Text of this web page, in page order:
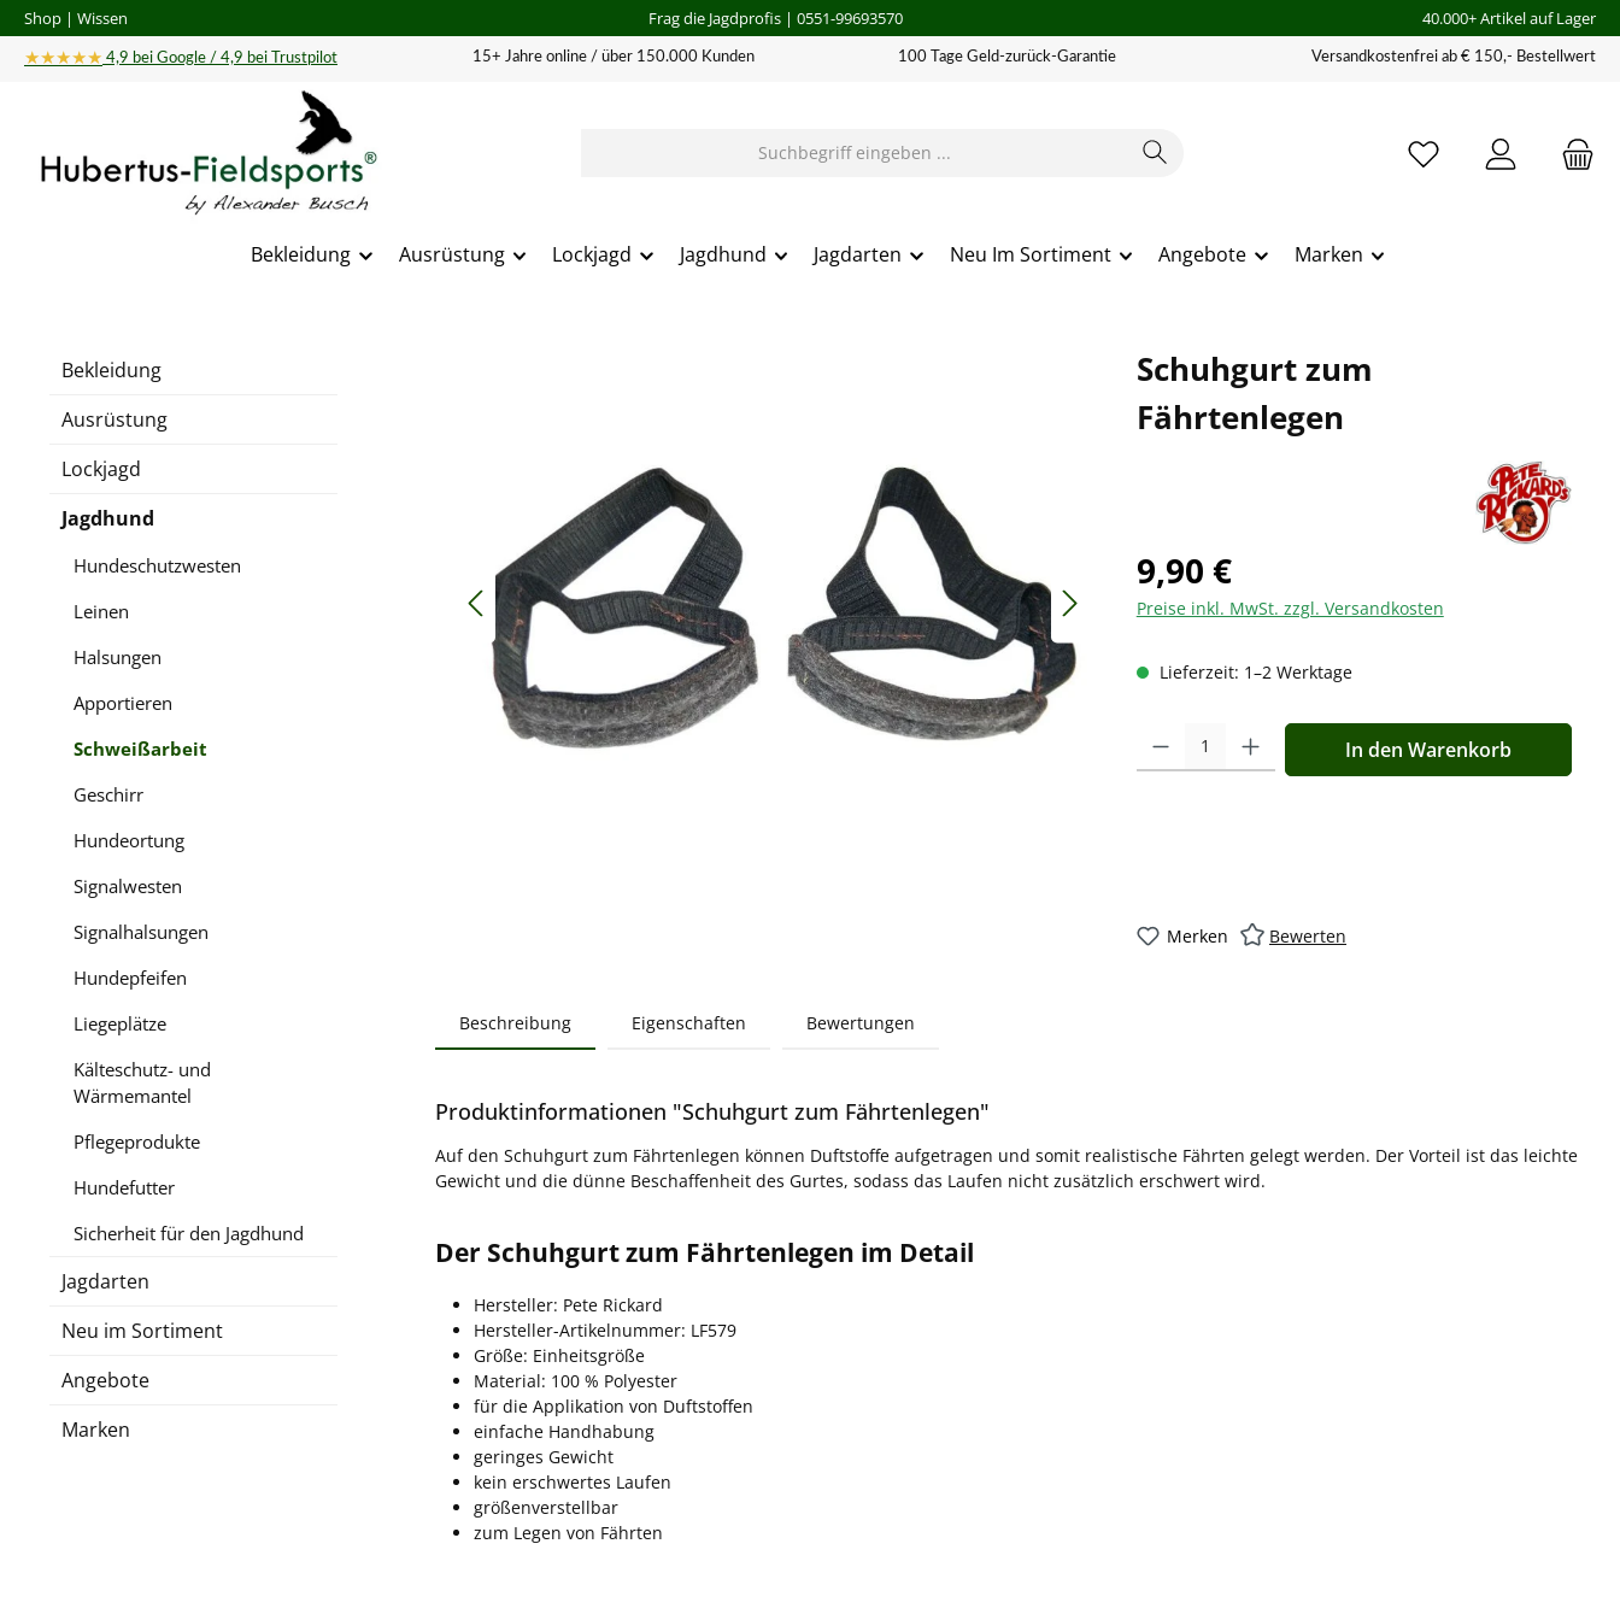
Hauptinhalt springen
Zur Suche springen
Zur Hauptnavigation springen
Shop | Wissen Frag die Jagdprofis| 0551-99693570 40.000+ Artikel auf Lager
★★★★★ 4,9 bei Google / 4,9 bei Trustpilot 15+ Jahre online / über 150.000 Kunden 100 Tage Geld-zurück-Garantie Versandkostenfrei ab € 150,- Bestellwert
Bekleidung Ausrüstung Lockjagd Jagdhund Jagdarten Neu Im Sortiment Angebote Marken
Bekleidung
Ausrüstung
Lockjagd
Jagdhund
Hundeschutzwesten
Leinen
Halsungen
Apportieren
Schweißarbeit
Geschirr
Hundeortung
Signalwesten
Signalhalsungen
Hundepfeifen
Liegeplätze
Kälteschutz- und
Wärmemantel
Pflegeprodukte
Hundefutter
Sicherheit für den Jagdhund
Jagdarten
Neu im Sortiment
Angebote
Marken
Schuhgurt zum
Fährtenlegen
9,90 €
Preise inkl. MwSt. zzgl. Versandkosten
Lieferzeit: 1–2 Werktage
Produkt Anzahl: Gib den gewünschten Wert ein oder
In den Warenkorb
Merken Bewerten
Beschreibung Eigenschaften Bewertungen
Produktinformationen "Schuhgurt zum Fährtenlegen"
Auf den Schuhgurt zum Fährtenlegen können Duftstoffe aufgetragen und somit realistische Fährten gelegt werden. Der Vorteil ist das leichte
Gewicht und die dünne Beschaffenheit des Gurtes, sodass das Laufen nicht zusätzlich erschwert wird.
Der Schuhgurt zum Fährtenlegen im Detail
Hersteller: Pete Rickard
Hersteller-Artikelnummer: LF579
Größe: Einheitsgröße
Material: 100 % Polyester
für die Applikation von Duftstoffen
einfache Handhabung
geringes Gewicht
kein erschwertes Laufen
größenverstellbar
zum Legen von Fährten